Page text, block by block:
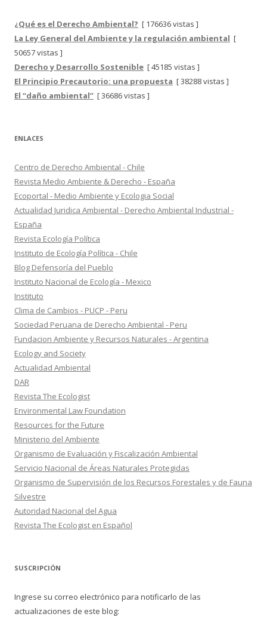
¿Qué es el Derecho Ambiental? [ 176636 vistas ]
La Ley General del Ambiente y la regulación ambiental [
50657 vistas ]
Derecho y Desarrollo Sostenible [ 45185 vistas ]
El Principio Precautorio: una propuesta [ 38288 vistas ]
El “daño ambiental” [ 36686 vistas ]
ENLACES
Centro de Derecho Ambiental - Chile
Revista Medio Ambiente & Derecho - España
Ecoportal - Medio Ambiente y Ecologia Social
Actualidad Juridica Ambiental - Derecho Ambiental Industrial -
España
Revista Ecología Política
Instituto de Ecología Política - Chile
Blog Defensoría del Pueblo
Instituto Nacional de Ecología - Mexico
Instituto
Clima de Cambios - PUCP - Peru
Sociedad Peruana de Derecho Ambiental - Peru
Fundacion Ambiente y Recursos Naturales - Argentina
Ecology and Society
Actualidad Ambiental
DAR
Revista The Ecologist
Environmental Law Foundation
Resources for the Future
Ministerio del Ambiente
Organismo de Evaluación y Fiscalización Ambiental
Servicio Nacional de Áreas Naturales Protegidas
Organismo de Supervisión de los Recursos Forestales y de Fauna
Silvestre
Autoridad Nacional del Agua
Revista The Ecologist en Español
SUSCRIPCIÓN
Ingrese su correo electrónico para notificarlo de las
actualizaciones de este blog: